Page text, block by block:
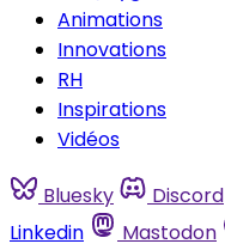
Animations
Innovations
RH
Inspirations
Vidéos
Bluesky Discord
Linkedin
Mastodon